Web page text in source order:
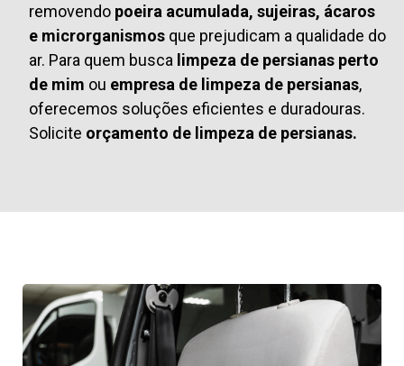
removendo poeira acumulada, sujeiras, ácaros
e microrganismos que prejudicam a qualidade do
ar. Para quem busca limpeza de persianas perto
de mim ou empresa de limpeza de persianas,
oferecemos soluções eficientes e duradouras.
Solicite orçamento de limpeza de persianas.